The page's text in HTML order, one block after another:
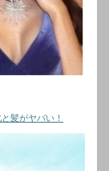
髪がヤバい！